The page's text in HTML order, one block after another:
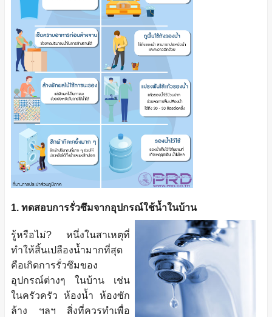
1. ทดสอบการรั่วซึมจากอุปกรณ์ใช้น้ำในบ้าน
รู้หรือไม่? หนึ่งในสาเหตุที่
ทำให้สิ้นเปลืองน้ำมากที่สุด
คือเกิดการรั่วซึมของ
อุปกรณ์ต่างๆ ในบ้าน เช่น
ในครัวครัว ห้องน้ำ ห้องซัก
ล้าง ฯลฯ สิ่งที่ควรทำเพื่อ